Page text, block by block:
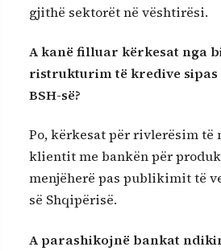
gjithë sektorët në vështirësi.
A kanë filluar kërkesat nga
ristrukturim të kredive sipas
BSH-së?
Po, kërkesat për rivlerësim të
klientit me bankën për
menjëherë pas publikimit të
së Shqipërisë.
A parashikojnë bankat